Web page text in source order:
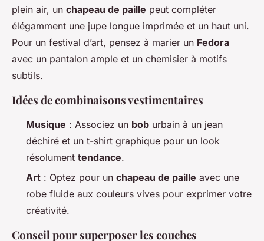
plein air, un chapeau de paille peut compléter
élégamment une jupe longue imprimée et un haut uni.
Pour un festival d’art, pensez à marier un Fedora
avec un pantalon ample et un chemisier à motifs
subtils.
Idées de combinaisons vestimentaires
Musique : Associez un bob urbain à un jean
déchiré et un t-shirt graphique pour un look
résolument tendance.
Art : Optez pour un chapeau de paille avec une
robe fluide aux couleurs vives pour exprimer votre
créativité.
Conseil pour superposer les couches